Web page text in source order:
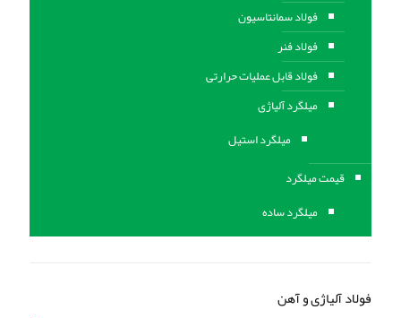
فولاد سمانتاسیون
فولاد فنر
فولاد قابل عملیات حرارتی
ميلگرد آلیاژی
میلگرد استیل
قیمت میلگرد
میلگرد ساده
فولاد آلیاژی و آهن